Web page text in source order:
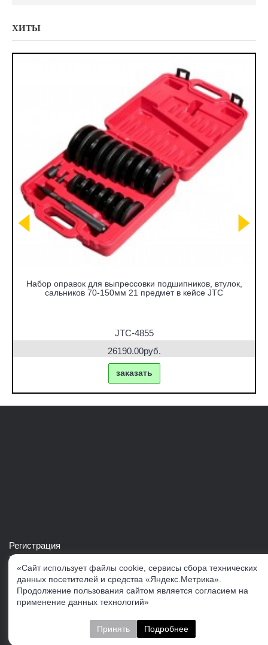
ХИТЫ
Набор оправок для выпрессовки подшипников, втулок,
сальников 70-150мм 21 предмет в кейсе JTC
JTC-4855
26190.00руб.
заказать
Регистрация
Войти в свой аккаунт
Скачать каталог продукции VERTUL
Следите за нами
«Сайт использует файлы cookie, сервисы сбора технических
данных посетителей и средства «Яндекс.Метрика».
Продолжение пользования сайтом является согласием на
применение данных технологий»
Принять Подробнее